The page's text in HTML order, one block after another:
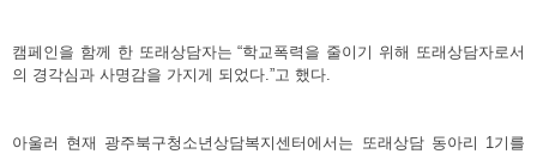
캠페인을 함께 한 또래상담자는 “학교폭력을 줄이기 위해 또래상담자로서
의 경각심과 사명감을 가지게 되었다.”고 했다.
아울러 현재 광주북구청소년상담복지센터에서는 또래상담 동아리 1기를